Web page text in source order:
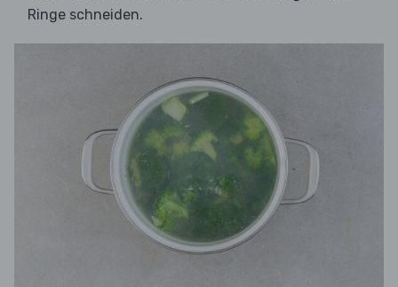
Ringe schneiden.